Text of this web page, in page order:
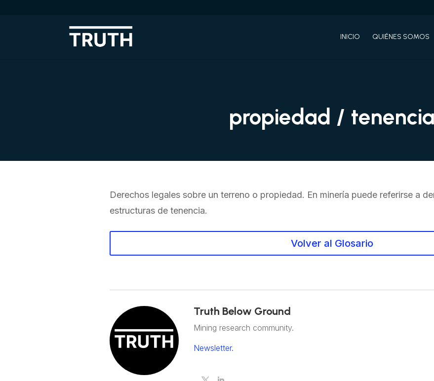
INICIO QUIÉNES SOMOS
propiedad / tenencia
Derechos legales sobre un terreno o propiedad. En minería puede referirse a
estructuras de tenencia.
Volver al Glosario
Truth Below Ground
Mining research community.
Newsletter.